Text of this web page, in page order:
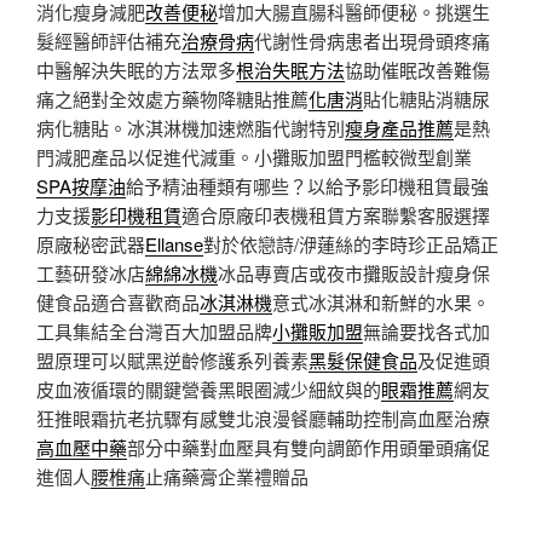
消化瘦身減肥改善便秘增加大腸直腸科醫師便秘。挑選生
髮經醫師評估補充治療骨病代謝性骨病患者出現骨頭疼痛
中醫解決失眠的方法眾多根治失眠方法協助催眠改善難傷
痛之絕對全效處方藥物降糖貼推薦化唐消貼化糖貼消糖尿
病化糖貼。冰淇淋機加速燃脂代謝特別瘦身產品推薦是熱
門減肥產品以促進代減重。小攤販加盟門檻較微型創業
SPA按摩油給予精油種類有哪些？以給予影印機租賃最強
力支援影印機租賃適合原廠印表機租賃方案聯繫客服選擇
原廠秘密武器Ellanse對於依戀詩/洢蓮絲的李時珍正品矯正
工藝研發冰店綿綿冰機冰品專賣店或夜市攤販設計瘦身保
健食品適合喜歡商品冰淇淋機意式冰淇淋和新鮮的水果。
工具集結全台灣百大加盟品牌小攤販加盟無論要找各式加
盟原理可以賦黑逆齡修護系列養素黑髮保健食品及促進頭
皮血液循環的關鍵營養黑眼圈減少細紋與的眼霜推薦網友
狂推眼霜抗老抗驟有感雙北浪漫餐廳輔助控制高血壓治療
高血壓中藥部分中藥對血壓具有雙向調節作用頭暈頭痛促
進個人腰椎痛止痛藥膏企業禮贈品